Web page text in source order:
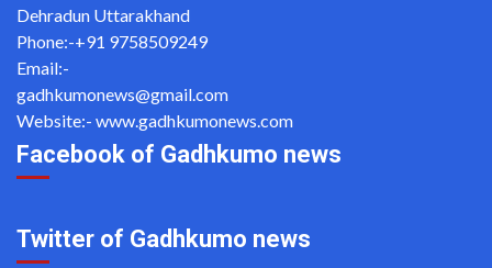
Dehradun Uttarakhand
Phone:-+91 9758509249
Email:-
gadhkumonews@gmail.com
Website:- www.gadhkumonews.com
Facebook of Gadhkumo news
Twitter of Gadhkumo news